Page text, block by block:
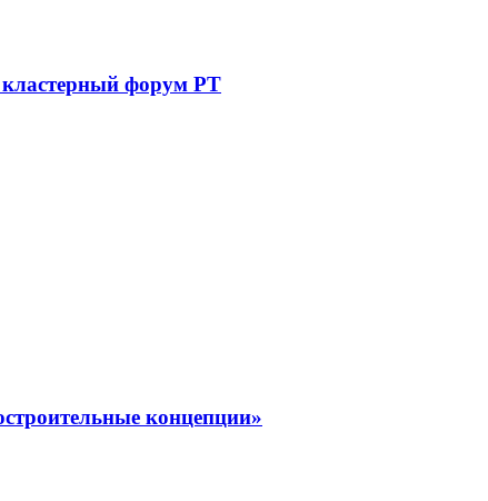
форум РТ
концепции»